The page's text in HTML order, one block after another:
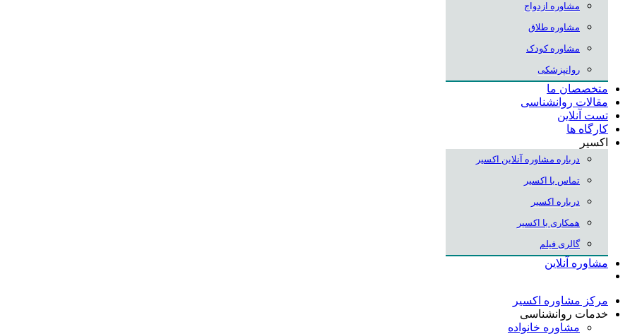
مشاوره ازدواج
مشاوره طلاق
مشاوره کودک
روانپزشکی
متخصصان ما
مقالات روانشناسی
تست آنلاین
کارگاه ها
اکسیر
درباره مشاوره آنلاین اکسیر
تماس با اکسیر
درباره اکسیر
همکاری با اکسیر
گالری فیلم
مشاوره آنلاین
مرکز مشاوره اکسیر
خدمات روانشناسی
مشاوره خانواده